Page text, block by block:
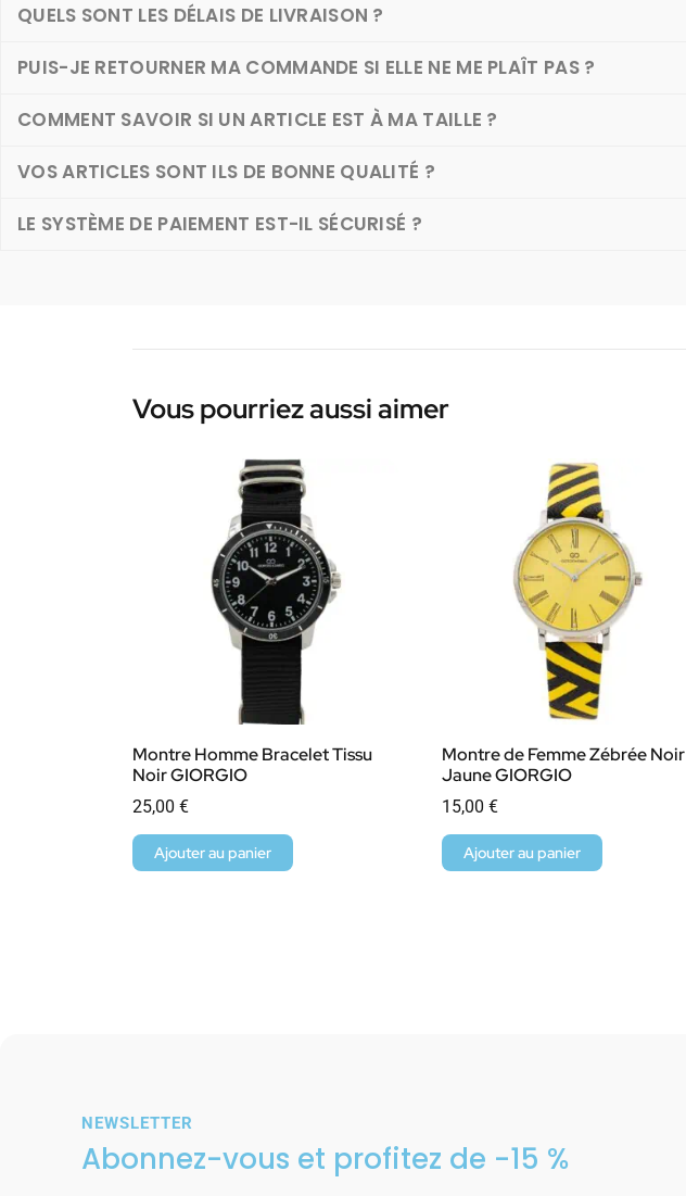
QUELS SONT LES DÉLAIS DE LIVRAISON ?
PUIS-JE RETOURNER MA COMMANDE SI ELLE NE ME PLAÎT PAS ?
COMMENT SAVOIR SI UN ARTICLE EST À MA TAILLE ?
VOS ARTICLES SONT ILS DE BONNE QUALITÉ ?
LE SYSTÈME DE PAIEMENT EST-IL SÉCURISÉ ?
Vous pourriez aussi aimer
Montre Homme Bracelet Tissu
Noir GIORGIO
25,00 €
Ajouter au panier
Montre de Femme Zébrée Noir
Jaune GIORGIO
15,00 €
Ajouter au panier
NEWSLETTER
Abonnez-vous et profitez de -15 %